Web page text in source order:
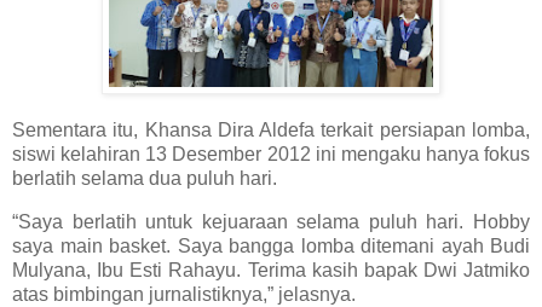
Sementara itu, Khansa Dira Aldefa terkait persiapan lomba,
siswi kelahiran 13 Desember 2012 ini mengaku hanya fokus
berlatih selama dua puluh hari.
“Saya berlatih untuk kejuaraan selama puluh hari. Hobby
saya main basket. Saya bangga lomba ditemani ayah Budi
Mulyana, Ibu Esti Rahayu. Terima kasih bapak Dwi Jatmiko
atas bimbingan jurnalistiknya,” jelasnya.